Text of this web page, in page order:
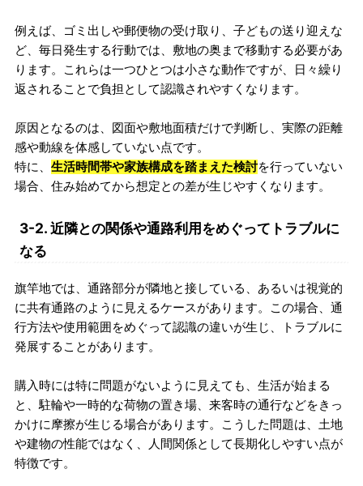
例えば、ゴミ出しや郵便物の受け取り、子どもの送り迎えな
ど、毎日発生する行動では、敷地の奥まで移動する必要があ
ります。これらは一つひとつは小さな動作ですが、日々繰り
返されることで負担として認識されやすくなります。
原因となるのは、図面や敷地面積だけで判断し、実際の距離
感や動線を体感していない点です。
特に、 生活時間帯や家族構成を踏まえた検討を行っていない
場合、住み始めてから想定との差が生じやすくなります。
3-2. 近隣との関係や通路利用をめぐってトラブルに
なる
旗竿地では、通路部分が隣地と接している、あるいは視覚的
に共有通路のように見えるケースがあります。この場合、通
行方法や使用範囲をめぐって認識の違いが生じ、トラブルに
発展することがあります。
購入時には特に問題がないように見えても、生活が始まる
と、駐輪や一時的な荷物の置き場、来客時の通行などをきっ
かけに摩擦が生じる場合があります。こうした問題は、土地
や建物の性能ではなく、人間関係として長期化しやすい点が
特徴です。